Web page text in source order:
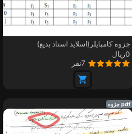
جزوه کامپایلر(اسلاید استاد بدیع)
0ریال
7نفر
pdf جزوه